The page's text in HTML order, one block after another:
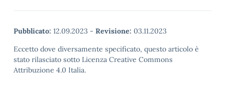
Pubblicato: 12.09.2023 - Revisione: 03.11.2023
Eccetto dove diversamente specificato, questo articolo è
stato rilasciato sotto Licenza Creative Commons
Attribuzione 4.0 Italia.